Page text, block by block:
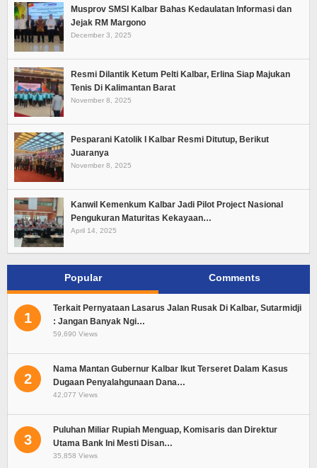
Musprov SMSI Kalbar Bahas Kedaulatan Informasi dan
Jejak RM Margono
December 3, 2025
Resmi Dilantik Ketum Pelti Kalbar, Erlina Siap Majukan
Tenis Di Kalimantan Barat
November 8, 2025
Pesparani Katolik I Kalbar Resmi Ditutup, Berikut
Juaranya
November 8, 2025
Kanwil Kemenkum Kalbar Jadi Pilot Project Nasional
Pengukuran Maturitas Kekayaan…
April 14, 2025
Popular Comments
1
Terkait Pernyataan Lasarus Jalan Rusak Di Kalbar, Sutarmidji
: Jangan Banyak Ngi…
59,690 Views
2
Nama Mantan Gubernur Kalbar Ikut Terseret Dalam Kasus
Dugaan Penyalahgunaan Dana…
42,077 Views
3
Puluhan Miliar Rupiah Menguap, Komisaris dan Direktur
Utama Bank Ini Mesti Disan…
35,858 Views